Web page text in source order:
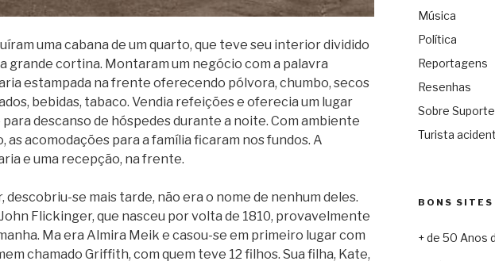
uma cabana de um quarto, que teve seu interior dividido
grande cortina. Montaram um negócio com a palavra
estampada na frente oferecendo pólvora, chumbo, secos
bebidas, tabaco. Vendia refeições e oferecia um lugar
descanso de hóspedes durante a noite. Com ambiente
as acomodações para a família ficaram nos fundos. A
e uma recepção, na frente.
descobriu-se mais tarde, não era o nome de nenhum deles.
Flickinger, que nasceu por volta de 1810, provavelmente
Ma era Almira Meik e casou-se em primeiro lugar com
chamado Griffith, com quem teve 12 filhos. Sua filha, Kate,
Música
Política
Reportagens
Resenhas
Sobre
Turista
BONS SITES
+ de 50 Anos